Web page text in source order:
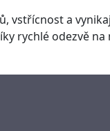
vstřícnost a
rychlé odezvě na